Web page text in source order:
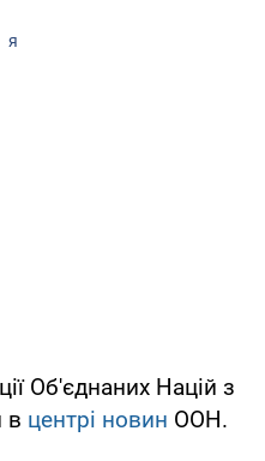
Об'єднаних Націй з
в центрі новин ООН.